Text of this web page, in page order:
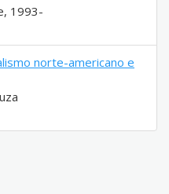
1993-
norte-americano e